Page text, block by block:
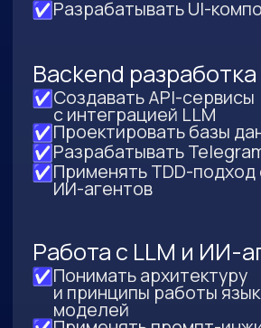
Оставьте заявку —
мы перезвоним вам
и ответим на все вопросы